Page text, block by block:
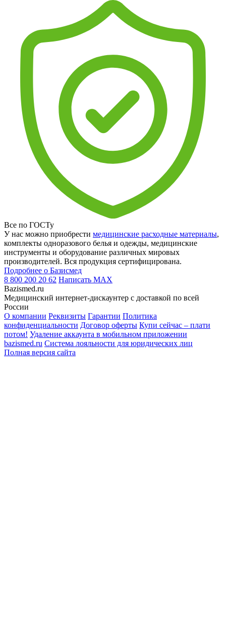
Все по ГОСТу
У нас можно приобрести медицинские расходные материалы,
комплекты одноразового белья и одежды, медицинские
инструменты и оборудование различных мировых
производителей. Вся продукция сертифицирована.
Подробнее о Базисмед
8 800 200 20 62 Написать MAX
Bazismed.ru
Медицинский интернет-дискаунтер с доставкой по всей
России
О компании Реквизиты Гарантии Политика
конфиденциальности Договор оферты Купи сейчас – плати
потом! Удаление аккаунта в мобильном приложении
bazismed.ru Система лояльности для юридических лиц
Полная версия сайта